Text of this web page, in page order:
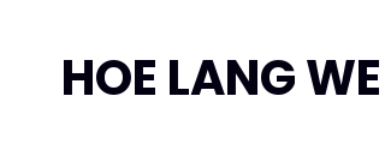
HOE LANG